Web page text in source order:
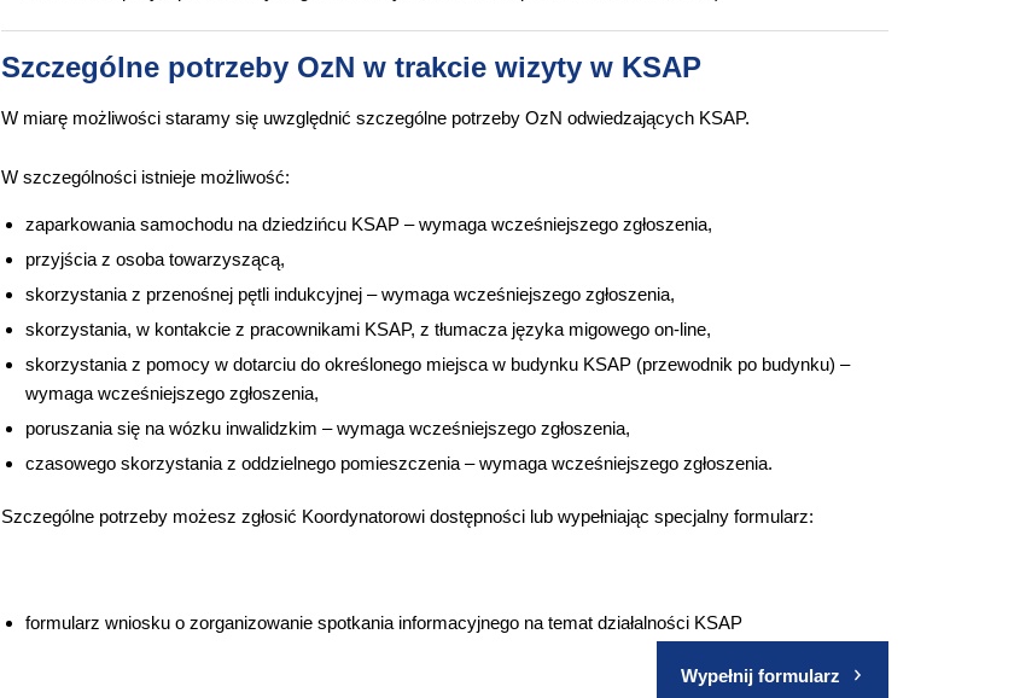
Szczególne potrzeby OzN w trakcie wizyty w KSAP
W miarę możliwości staramy się uwzględnić szczególne potrzeby OzN odwiedzających KSAP.
W szczególności istnieje możliwość:
zaparkowania samochodu na dziedzińcu KSAP – wymaga wcześniejszego zgłoszenia,
przyjścia z osoba towarzyszącą,
skorzystania z przenośnej pętli indukcyjnej – wymaga wcześniejszego zgłoszenia,
skorzystania, w kontakcie z pracownikami KSAP, z tłumacza języka migowego on-line,
skorzystania z pomocy w dotarciu do określonego miejsca w budynku KSAP (przewodnik po budynku) –
wymaga wcześniejszego zgłoszenia,
poruszania się na wózku inwalidzkim – wymaga wcześniejszego zgłoszenia,
czasowego skorzystania z oddzielnego pomieszczenia – wymaga wcześniejszego zgłoszenia.
Szczególne potrzeby możesz zgłosić Koordynatorowi dostępności lub wypełniając specjalny formularz:
formularz wniosku o zorganizowanie spotkania informacyjnego na temat działalności KSAP
Wypełnij formularz